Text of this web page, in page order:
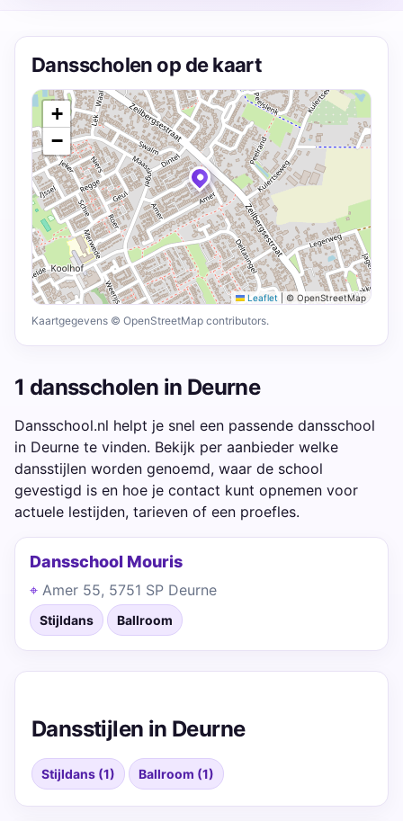
Dansscholen op de kaart
+
−
Leaflet © OpenStreetMap
Kaartgegevens © OpenStreetMap contributors.
1 dansscholen in Deurne
Dansschool.nl helpt je snel een passende dansschool
in Deurne te vinden. Bekijk per aanbieder welke
dansstijlen worden genoemd, waar de school
gevestigd is en hoe je contact kunt opnemen voor
actuele lestijden, tarieven of een proefles.
Dansschool Mouris
Amer 55, 5751 SP Deurne
Stijldans Ballroom
Dansstijlen in Deurne
Stijldans (1) Ballroom (1)